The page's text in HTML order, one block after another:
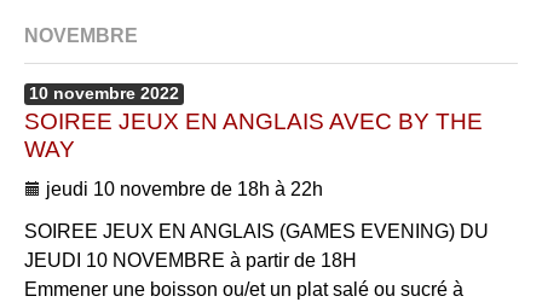
NOVEMBRE
10 novembre 2022
SOIREE JEUX EN ANGLAIS AVEC BY THE
WAY
jeudi 10 novembre de 18h à 22h
SOIREE JEUX EN ANGLAIS (GAMES EVENING) DU
JEUDI 10 NOVEMBRE à partir de 18H
Emmener une boisson ou/et un plat salé ou sucré à